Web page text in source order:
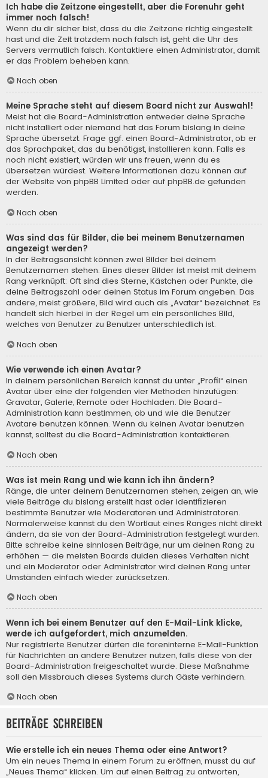
Ich habe die Zeitzone eingestellt, aber die Forenuhr geht
immer noch falsch!
Wenn du dir sicher bist, dass du die Zeitzone richtig eingestellt
hast und die Zeit trotzdem noch falsch ist, geht die Uhr des
Servers vermutlich falsch. Kontaktiere einen Administrator, damit
er das Problem beheben kann.
Nach oben
Meine Sprache steht auf diesem Board nicht zur Auswahl!
Meist hat die Board-Administration entweder deine Sprache
nicht installiert oder niemand hat das Forum bislang in deine
Sprache übersetzt. Frage ggf. einen Board-Administrator, ob er
das Sprachpaket, das du benötigst, installieren kann. Falls es
noch nicht existiert, würden wir uns freuen, wenn du es
übersetzen würdest. Weitere Informationen dazu können auf
der Website von phpBB Limited oder auf phpBB.de gefunden
werden.
Nach oben
Was sind das für Bilder, die bei meinem Benutzernamen
angezeigt werden?
In der Beitragsansicht können zwei Bilder bei deinem
Benutzernamen stehen. Eines dieser Bilder ist meist mit deinem
Rang verknüpft: Oft sind dies Sterne, Kästchen oder Punkte, die
deine Beitragszahl oder deinen Status im Forum angeben. Das
andere, meist größere, Bild wird auch als „Avatar“ bezeichnet. Es
handelt sich hierbei in der Regel um ein persönliches Bild,
welches von Benutzer zu Benutzer unterschiedlich ist.
Nach oben
Wie verwende ich einen Avatar?
In deinem persönlichen Bereich kannst du unter „Profil“ einen
Avatar über eine der folgenden vier Methoden hinzufügen:
Gravatar, Galerie, Remote oder Hochladen. Die Board-
Administration kann bestimmen, ob und wie die Benutzer
Avatare benutzen können. Wenn du keinen Avatar benutzen
kannst, solltest du die Board-Administration kontaktieren.
Nach oben
Was ist mein Rang und wie kann ich ihn ändern?
Ränge, die unter deinem Benutzernamen stehen, zeigen an, wie
viele Beiträge du bislang erstellt hast oder identifizieren
bestimmte Benutzer wie Moderatoren und Administratoren.
Normalerweise kannst du den Wortlaut eines Ranges nicht direkt
ändern, da sie von der Board-Administration festgelegt wurden.
Bitte schreibe keine sinnlosen Beiträge, nur um deinen Rang zu
erhöhen — die meisten Boards dulden dieses Verhalten nicht
und ein Moderator oder Administrator wird deinen Rang unter
Umständen einfach wieder zurücksetzen.
Nach oben
Wenn ich bei einem Benutzer auf den E-Mail-Link klicke,
werde ich aufgefordert, mich anzumelden.
Nur registrierte Benutzer dürfen die foreninterne E-Mail-Funktion
für Nachrichten an andere Benutzer nutzen, falls diese von der
Board-Administration freigeschaltet wurde. Diese Maßnahme
soll den Missbrauch dieses Systems durch Gäste verhindern.
Nach oben
Beiträge schreiben
Wie erstelle ich ein neues Thema oder eine Antwort?
Um ein neues Thema in einem Forum zu eröffnen, musst du auf
„Neues Thema“ klicken. Um auf einen Beitrag zu antworten,